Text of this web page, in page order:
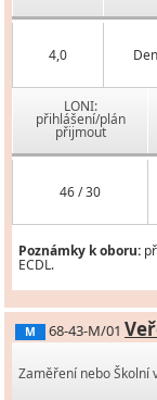
4,0
LONI:
přihlášení/plán
přijmout
46 / 30
Poznámky k oboru:
ECDL.
M 68-43-M/01
Zaměření nebo Školní